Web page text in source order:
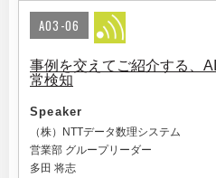
A03-06
事例を交えてご紹介する、
常検知
Speaker
（株）NTTデータ数理システム
営業部 グループリーダー
多田 将志